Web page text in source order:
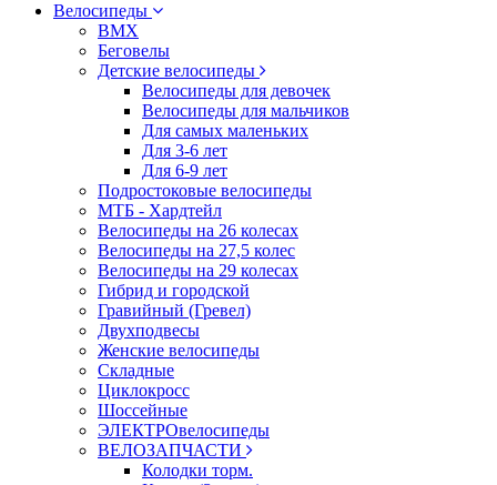
Велосипеды
BMX
Беговелы
Детские велосипеды
Велосипеды для девочек
Велосипеды для мальчиков
Для самых маленьких
Для 3-6 лет
Для 6-9 лет
Подростоковые велосипеды
МТБ - Хардтейл
Велосипеды на 26 колесах
Велосипеды на 27,5 колес
Велосипеды на 29 колесах
Гибрид и городской
Гравийный (Гревел)
Двухподвесы
Женские велосипеды
Складные
Циклокросс
Шоссейные
ЭЛЕКТРОвелосипеды
ВЕЛОЗАПЧАСТИ
Колодки торм.